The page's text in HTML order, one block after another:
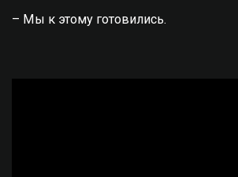
– Мы к этому готовились.